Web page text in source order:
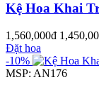
Kệ Hoa Khai
1,560,000đ
Đặt hoa
-10%
MSP: AN176